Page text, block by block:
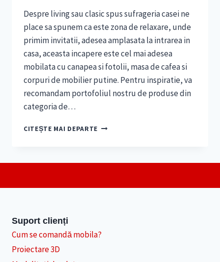
Despre living sau clasic spus sufrageria casei ne
place sa spunem ca este zona de relaxare, unde
primim invitatii, adesea amplasata la intrarea in
casa, aceasta incapere este cel mai adesea
mobilata cu canapea si fotolii, masa de cafea si
corpuri de mobilier putine. Pentru inspiratie, va
recomandam portofoliul nostru de produse din
categoria de…
CITEȘTE MAI DEPARTEMOBILA
CA
ELEGANT
Suport clienți
Cum se comandă mobila?
Proiectare 3D